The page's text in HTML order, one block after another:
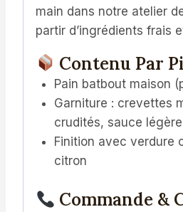
main dans notre atelier
partir d’ingrédients frais
Contenu Par
Pain batbout maison
Garniture : crevettes
crudités, sauce légère
Finition avec verdure
citron
Commande &